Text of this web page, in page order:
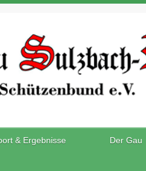
& Ergebnisse Der Gau